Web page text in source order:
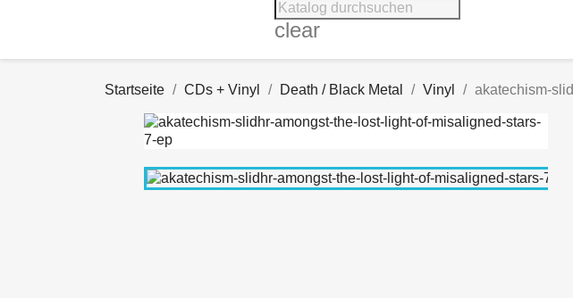
clear
Startseite CDs + Vinyl Death / Black Metal Vinyl akatechism-